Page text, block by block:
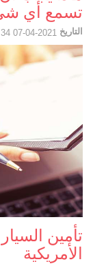
تسمع أي
التاريخ
تأمين
الأمريكية